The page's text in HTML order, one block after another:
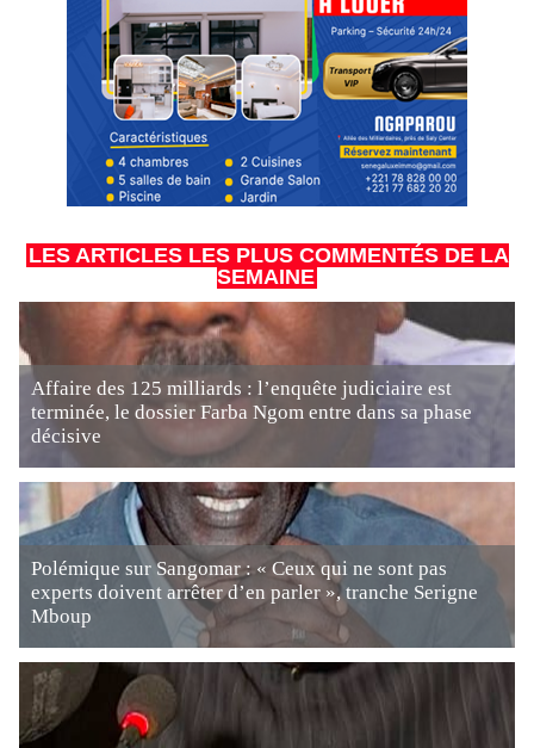
LES ARTICLES LES PLUS COMMENTÉS DE LA
SEMAINE
Affaire des 125 milliards : l’enquête judiciaire est
terminée, le dossier Farba Ngom entre dans sa phase
décisive
Polémique sur Sangomar : « Ceux qui ne sont pas
experts doivent arrêter d’en parler », tranche Serigne
Mboup